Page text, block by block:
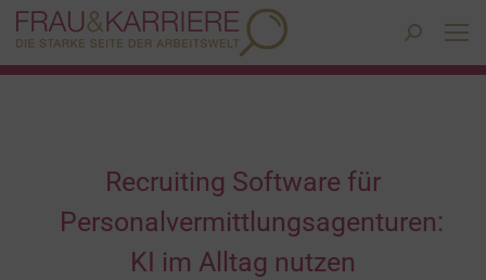
Search:
Recruiting Software für
Personalvermittlungsagenturen:
KI im Alltag nutzen